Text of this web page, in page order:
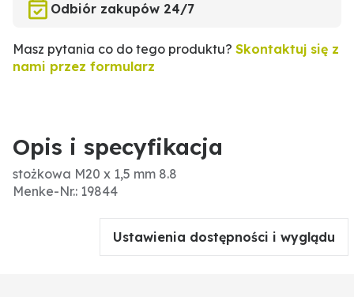
Odbiór zakupów 24/7
Masz pytania co do tego produktu? Skontaktuj się z
nami przez formularz
Opis i specyfikacja
stożkowa M20 x 1,5 mm 8.8
Menke-Nr.: 19844
Ustawienia dostępności i wyglądu